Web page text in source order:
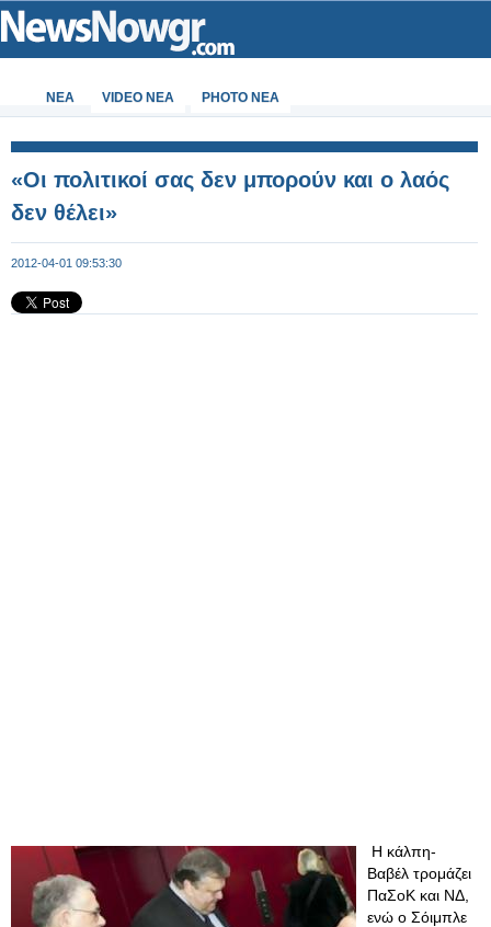
ΝΕΑ VIDEO NEA PHOTO NEA
«Οι πολιτικοί σας δεν μπορούν και ο λαός
δεν θέλει»
2012-04-01 09:53:30
Η κάλπη-
Βαβέλ τρομάζει
ΠαΣοΚ και ΝΔ,
ενώ ο Σόιμπλε